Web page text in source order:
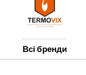
Всі бренди